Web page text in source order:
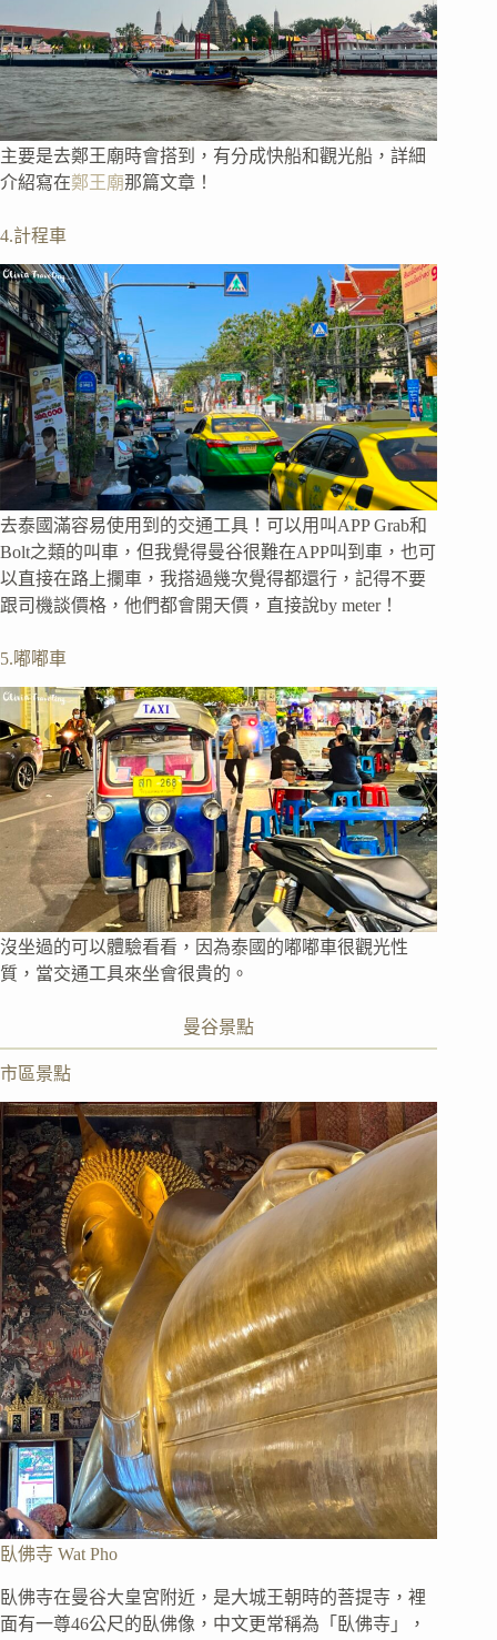
主要是去鄭王廟時會搭到，有分成快船和觀光船，詳細
介紹寫在鄭王廟那篇文章！
4.計程車
去泰國滿容易使用到的交通工具！可以用叫APP Grab和
Bolt之類的叫車，但我覺得曼谷很難在APP叫到車，也可
以直接在路上攔車，我搭過幾次覺得都還行，記得不要
跟司機談價格，他們都會開天價，直接說by meter！
5.嘟嘟車
沒坐過的可以體驗看看，因為泰國的嘟嘟車很觀光性
質，當交通工具來坐會很貴的。
曼谷景點
市區景點
臥佛寺 Wat Pho
臥佛寺在曼谷大皇宮附近，是大城王朝時的菩提寺，裡
面有一尊46公尺的臥佛像，中文更常稱為「臥佛寺」，